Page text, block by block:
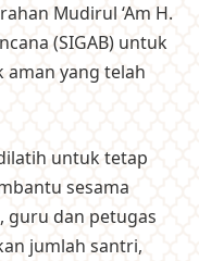
Mudirul ‘Am H.
(SIGAB) untuk
aman yang telah
untuk tetap
sesama
guru dan petugas
jumlah santri,